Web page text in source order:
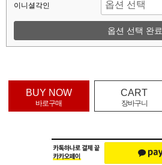
이니셜각인
옵션 선택 완료
BUY NOW
바로구매
CART
장바구니